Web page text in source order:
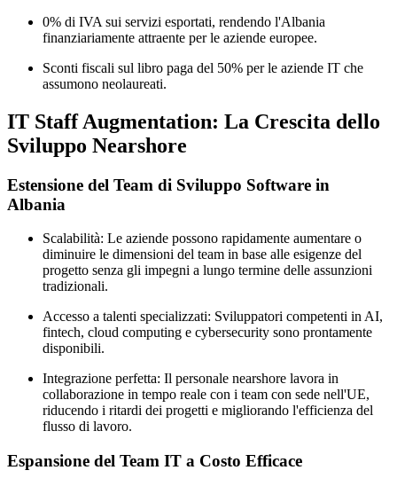
0% di IVA sui servizi esportati, rendendo l'Albania
finanziariamente attraente per le aziende europee.
Sconti fiscali sul libro paga del 50% per le aziende IT che
assumono neolaureati.
IT Staff Augmentation: La Crescita dello
Sviluppo Nearshore
Estensione del Team di Sviluppo Software in
Albania
Scalabilità: Le aziende possono rapidamente aumentare o
diminuire le dimensioni del team in base alle esigenze del
progetto senza gli impegni a lungo termine delle assunzioni
tradizionali.
Accesso a talenti specializzati: Sviluppatori competenti in AI,
fintech, cloud computing e cybersecurity sono prontamente
disponibili.
Integrazione perfetta: Il personale nearshore lavora in
collaborazione in tempo reale con i team con sede nell'UE,
riducendo i ritardi dei progetti e migliorando l'efficienza del
flusso di lavoro.
Espansione del Team IT a Costo Efficace